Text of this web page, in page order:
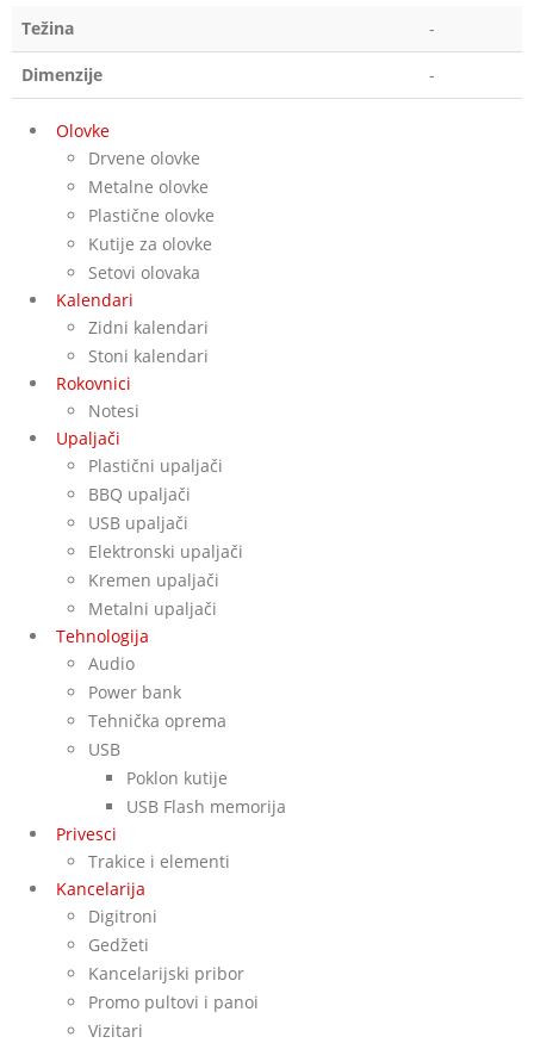
Težina -
Dimenzije -
Olovke
Drvene olovke
Metalne olovke
Plastične olovke
Kutije za olovke
Setovi olovaka
Kalendari
Zidni kalendari
Stoni kalendari
Rokovnici
Notesi
Upaljači
Plastični upaljači
BBQ upaljači
USB upaljači
Elektronski upaljači
Kremen upaljači
Metalni upaljači
Tehnologija
Audio
Power bank
Tehnička oprema
USB
Poklon kutije
USB Flash memorija
Privesci
Trakice i elementi
Kancelarija
Digitroni
Gedžeti
Kancelarijski pribor
Promo pultovi i panoi
Vizitari